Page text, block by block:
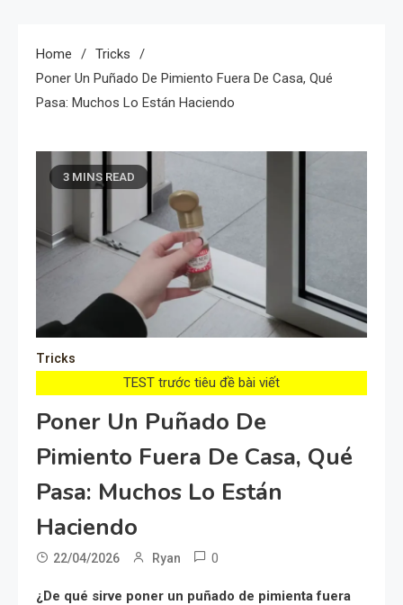
Home
Tricks
Poner Un Puñado De Pimiento Fuera De Casa, Qué
Pasa: Muchos Lo Están Haciendo
3 MINS READ
Tricks
TEST trước tiêu đề bài viết
Poner Un Puñado De
Pimiento Fuera De Casa, Qué
Pasa: Muchos Lo Están
Haciendo
22/04/2026 Ryan 0
¿De qué sirve poner un puñado de pimienta fuera